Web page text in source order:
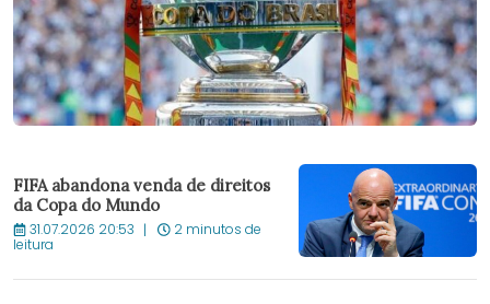
FIFA abandona venda de direitos
da Copa do Mundo
31.07.2026 20:53 2 minutos de
leitura